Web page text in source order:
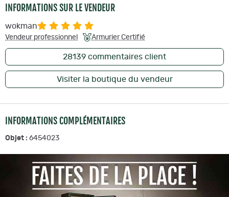
INFORMATIONS SUR LE VENDEUR
wokman
Vendeur professionnel Armurier Certifié
28139 commentaires client
Visiter la boutique du vendeur
INFORMATIONS COMPLÉMENTAIRES
Objet : 6454023